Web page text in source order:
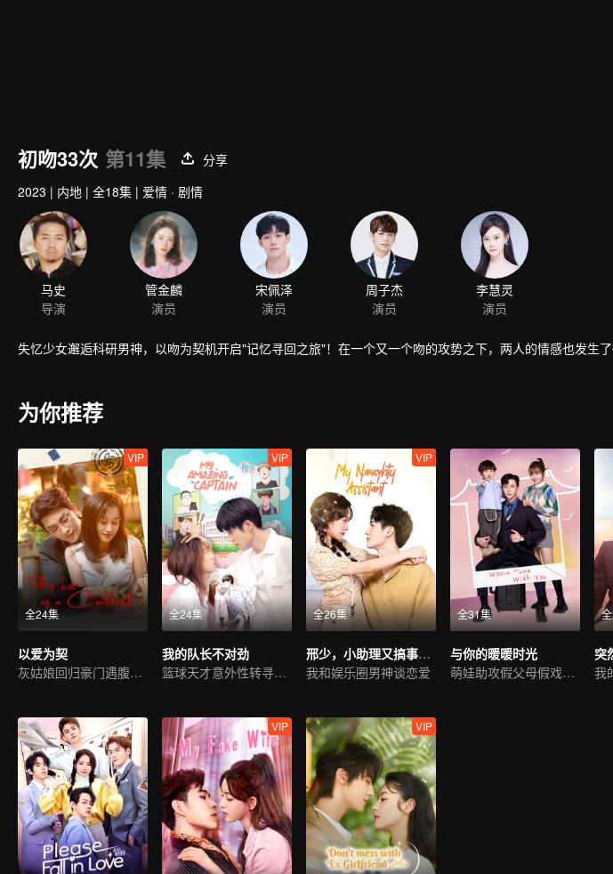
初吻33次 第11集
分享
2023 | 内地 | 全18集 | 爱情 · 剧情
马史
导演
管金麟
演员
宋佩泽
演员
周子杰
演员
李慧灵
演员
失忆少女邂逅科研男神，以吻为契机开启"记忆寻回之旅"！在一个又一个吻的攻势之下，两人的情感也发生了
为你推荐
全24集
VIP
以爱为契
灰姑娘回归豪门遇腹黑霸总
全24集
VIP
我的队长不对劲
篮球天才意外性转寻真爱
全26集
VIP
邢少，小助理又搞事情了
我和娱乐圈男神谈恋爱
全31集
与你的暖暖时光
萌娃助攻假父母假戏真做
突
我
VIP VIP